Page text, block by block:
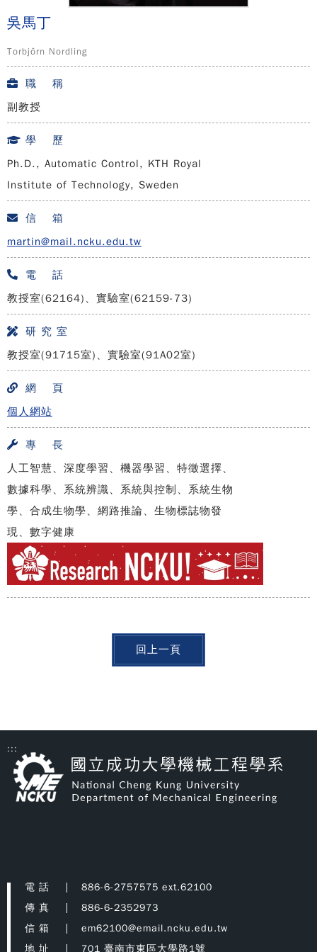
吳馬丁
Torbjörn Nordling
職 稱
副教授
學 歷
Ph.D., Automatic Control, KTH Royal
Institute of Technology, Sweden
信 箱
martin@mail.ncku.edu.tw
電 話
教授室(62164)、實驗室(62159-73)
研 究 室
教授室(91715室)、實驗室(91A02室)
網 頁
個人網站
專 長
人工智慧、深度學習、機器學習、特徵選擇、
數據科學、系統辨識、系統與控制、系統生物
學、合成生物學、網路推論、生物標誌物發
現、數字健康
回上一頁
:::
電 話
886-6-2757575 ext.62100
傳 真
886-6-2352973
信 箱
em62100@email.ncku.edu.tw
地 址
701 臺南市東區大學路1號